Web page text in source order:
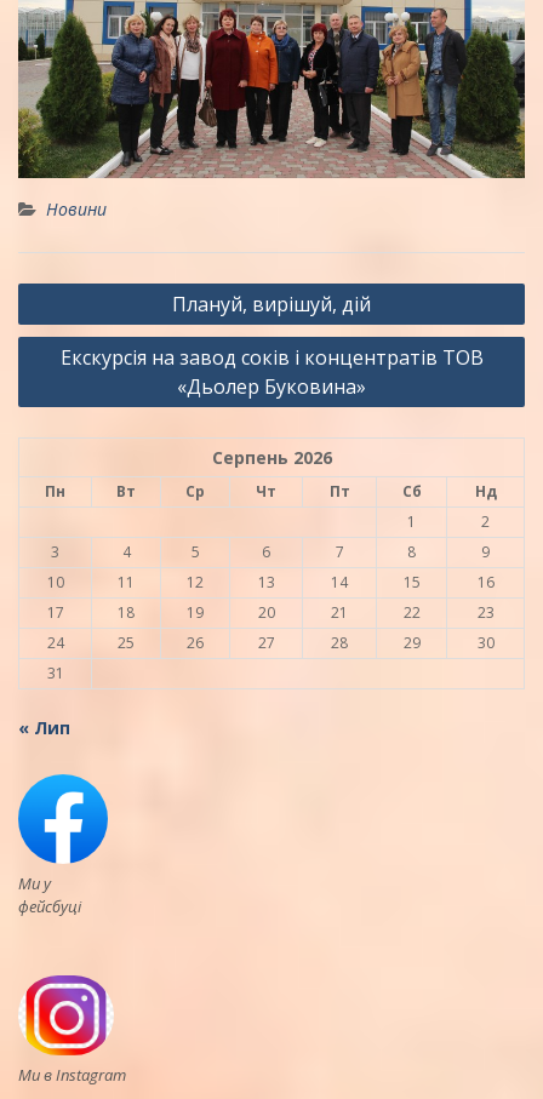
Новини
Навігація
записів
Плануй, вирішуй, дій
Екскурсія на завод соків і концентратів ТОВ
«Дьолер Буковина»
Серпень 2026
Пн Вт Ср Чт Пт Сб
Нд
1
2
3
4 5 6 7 8
9
10
11 12 13 14 15
16
17
18 19 20 21 22
23
24
25 26 27 28 29
30
31
« Лип
Ми у
фейсбуці
Ми в Instagram